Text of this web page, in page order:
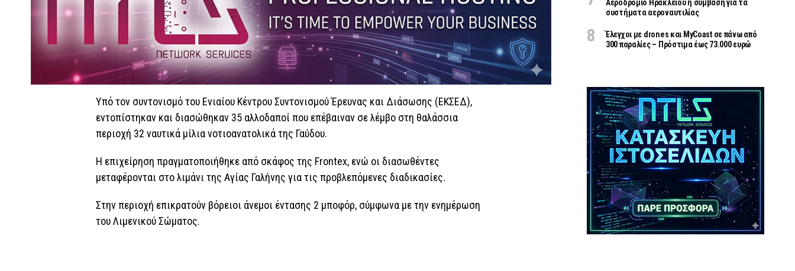
Υπό τον συντονισμό του Ενιαίου Κέντρου Συντονισμού Έρευνας και Διάσωσης (ΕΚΣΕΔ),
εντοπίστηκαν και διασώθηκαν 35 αλλοδαποί που επέβαιναν σε λέμβο στη θαλάσσια
περιοχή 32 ναυτικά μίλια νοτιοανατολικά της Γαύδου.
Η επιχείρηση πραγματοποιήθηκε από σκάφος της Frontex, ενώ οι διασωθέντες
μεταφέρονται στο λιμάνι της Αγίας Γαλήνης για τις προβλεπόμενες διαδικασίες.
Στην περιοχή επικρατούν βόρειοι άνεμοι έντασης 2 μποφόρ, σύμφωνα με την ενημέρωση
του Λιμενικού Σώματος.
Αεροδρόμιο Ηρακλείου η σύμβαση για τα
συστήματα αεροναυτιλίας
Έλεγχοι με drones και MyCoast σε πάνω από
300 παραλίες – Πρόστιμα έως 73.000 ευρώ